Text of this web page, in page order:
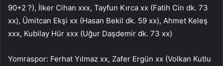
90+2 ?), İlker Cihan xxx, Tayfun Kırca xx (Fatih Cin dk. 73
xx), Ümitcan Ekşi xx (Hasan Bekil dk. 59 xx), Ahmet Keleş
xxx, Kubilay Hür xxx (Uğur Daşdemir dk. 73 xx)
Yomraspor: Ferhat Yılmaz xx, Zafer Ergün xx (Volkan Kutlu